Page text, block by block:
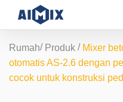
Rumah/ Produk / Mixer
otomatis AS-2.6 dengan
cocok untuk konstruksi